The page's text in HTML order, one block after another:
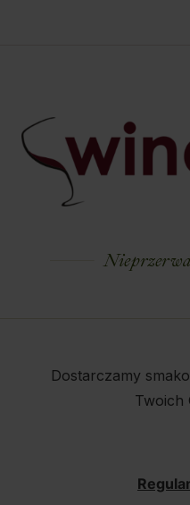
Dostarczamy
Twoich